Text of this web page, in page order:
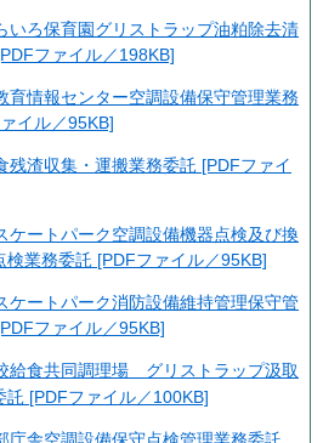
いろ保育園グリストラップ油粕除去清
ファイル／198KB]
育情報センター空調設備保守管理業務
イル／95KB]
残渣収集・運搬業務委託 [PDFファイ
ケートパーク空調設備機器点検及び換
検業務委託 [PDFファイル／95KB]
ケートパーク消防設備維持管理保守管
ファイル／95KB]
給食共同調理場 グリストラップ汲取
託 [PDFファイル／100KB]
庁舎空調設備保守点検管理業務委託